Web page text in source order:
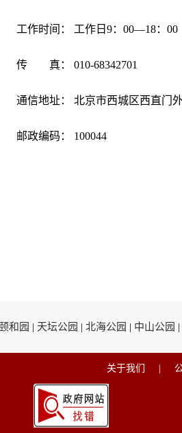
工作时间： 工作日9：00—18：00
传 真： 010-68342701
通信地址： 北京市西城区西直门
邮政编码： 100044
颐和园 | 天坛公园 | 北海公园 | 中山公园 |
关于我们